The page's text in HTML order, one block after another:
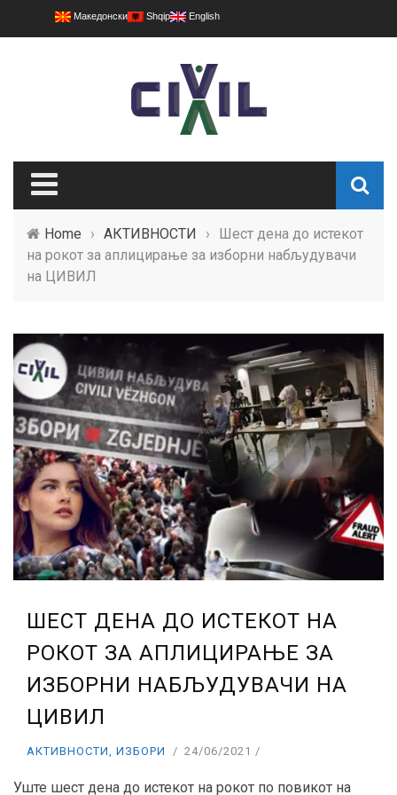
Македонски Shqip English
Home › АКТИВНОСТИ ›
Шест дена до истекот
на рокот за аплицирање за изборни набљудувачи
на ЦИВИЛ
ШЕСТ ДЕНА ДО ИСТЕКОТ НА
РОКОТ ЗА АПЛИЦИРАЊЕ ЗА
ИЗБОРНИ НАБЉУДУВАЧИ НА
ЦИВИЛ
АКТИВНОСТИ, ИЗБОРИ 24/06/2021
Уште шест дена до истекот на рокот по повикот на